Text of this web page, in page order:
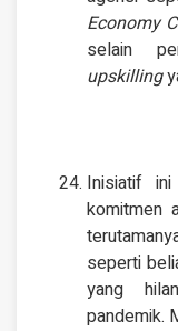
Economy
selain
upskilling
Inisiatif
komitmen
seperti
yang
pandemik.